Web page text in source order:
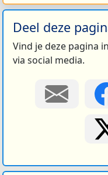
Deel deze
Vind je deze pagina
via social media.